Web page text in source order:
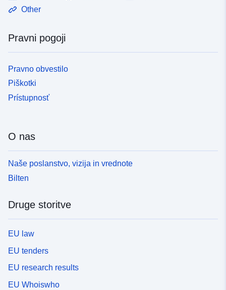
Other
Pravni pogoji
Pravno obvestilo
Piškotki
Prístupnosť
O nas
Naše poslanstvo, vizija in vrednote
Bilten
Druge storitve
EU law
EU tenders
EU research results
EU Whoiswho